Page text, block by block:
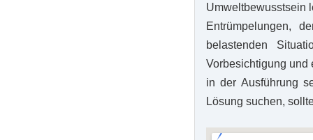
Umweltbewusstsein
Entrümpelungen,
belastenden
Vorbesichtigung und
in der Ausführung
Lösung suchen,